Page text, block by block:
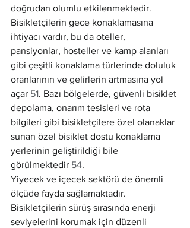
doğrudan olumlu etkilenmektedir.
Bisikletçilerin gece konaklamasına
ihtiyacı vardır, bu da oteller,
pansiyonlar, hosteller ve kamp alanları
gibi çeşitli konaklama türlerinde doluluk
oranlarının ve gelirlerin artmasına yol
açar 51. Bazı bölgelerde, güvenli bisiklet
depolama, onarım tesisleri ve rota
bilgileri gibi bisikletçilere özel olanaklar
sunan özel bisiklet dostu konaklama
yerlerinin geliştirildiği bile
görülmektedir 54.
Yiyecek ve içecek sektörü de önemli
ölçüde fayda sağlamaktadır.
Bisikletçilerin sürüş sırasında enerji
seviyelerini korumak için düzenli